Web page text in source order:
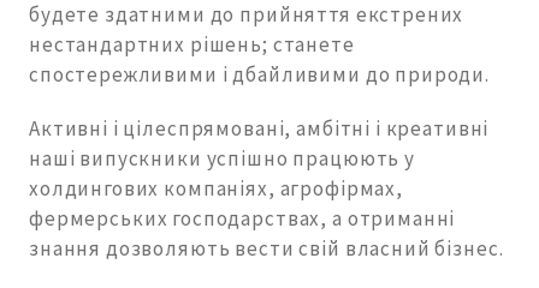
будете здатними до прийняття екстрених
нестандартних рішень; станете
спостережливими і дбайливими до природи.
Активні і цілеспрямовані, амбітні і креативні
наші випускники успішно працюють у
холдингових компаніях, агрофірмах,
фермерських господарствах, а отриманні
знання дозволяють вести свій власний бізнес.